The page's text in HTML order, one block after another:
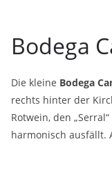
Bodega
Die kleine Bodega
rechts hinter der
Rotwein, den
harmonisch ausfällt.